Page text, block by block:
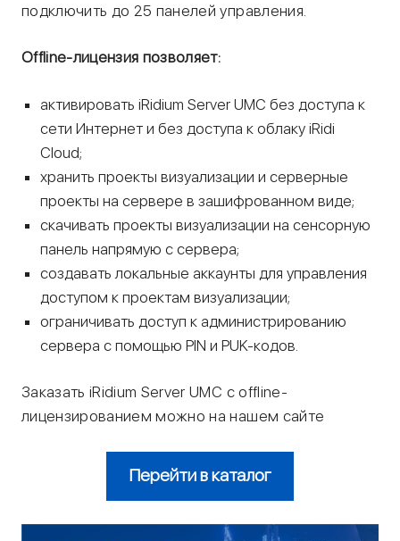
подключить до 25 панелей управления.
Offline-лицензия позволяет:
активировать iRidium Server UMC без доступа к
сети Интернет и без доступа к облаку iRidi
Cloud;
хранить проекты визуализации и серверные
проекты на сервере в зашифрованном виде;
скачивать проекты визуализации на сенсорную
панель напрямую с сервера;
создавать локальные аккаунты для управления
доступом к проектам визуализации;
ограничивать доступ к администрированию
сервера с помощью PIN и PUK-кодов.
Заказать iRidium Server UMC с offline-
лицензированием можно на нашем сайте
Перейти в каталог